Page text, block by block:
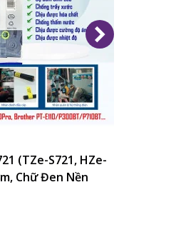
Thêm Vào Giỏ
(TZe-S721, HZe-
Chữ Đen Nền